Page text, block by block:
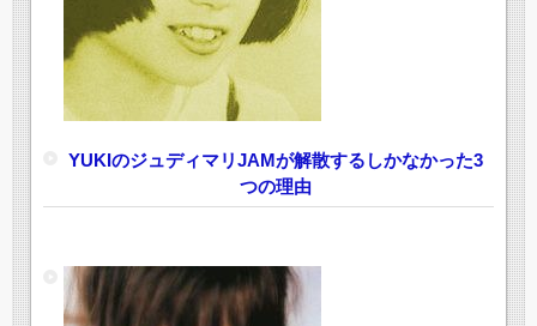
YUKIのジュディマリJAMが解散するしかなかった3
つの理由